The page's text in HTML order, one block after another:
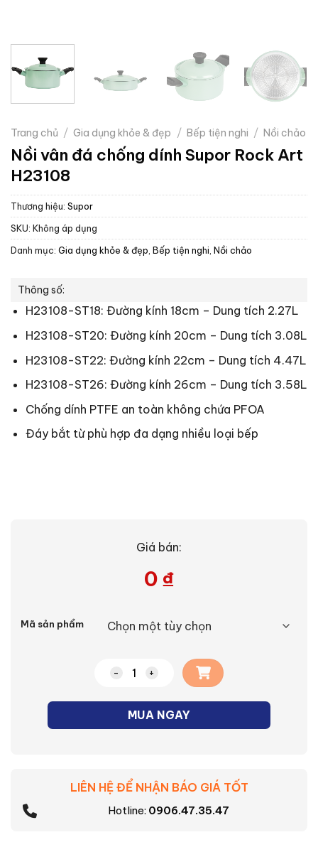
Trang chủ / Gia dụng khỏe & đẹp / Bếp tiện nghi / Nồi chảo
Nồi vân đá chống dính Supor Rock Art
H23108
Thương hiệu: Supor
SKU: Không áp dụng
Danh mục: Gia dụng khỏe & đẹp Bếp tiện nghi Nồi chảo
Thông số:
H23108-ST18: Đường kính 18cm – Dung tích 2.27L
H23108-ST20: Đường kính 20cm – Dung tích 3.08L
H23108-ST22: Đường kính 22cm – Dung tích 4.47L
H23108-ST26: Đường kính 26cm – Dung tích 3.58L
Chống dính PTFE an toàn không chứa PFOA
Đáy bắt từ phù hợp đa dạng nhiều loại bếp
Giá bán:
0 ₫
Mã sản phẩm
Nồi vân đá chống dính Supor Rock Art
MUA NGAY
LIÊN HỆ ĐỂ NHẬN BÁO GIÁ TỐT
Hotline: 0906.47.35.47